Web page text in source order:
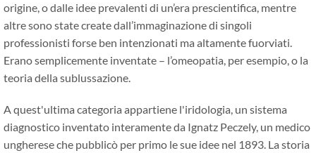
origine, o dalle idee prevalenti di un’era prescientifica, mentre
altre sono state create dall’immaginazione di singoli
professionisti forse ben intenzionati ma altamente fuorviati.
Erano semplicemente inventate – l’omeopatia, per esempio, o la
teoria della sublussazione.
A quest'ultima categoria appartiene l'iridologia, un sistema
diagnostico inventato interamente da Ignatz Peczely, un medico
ungherese che pubblicò per primo le sue idee nel 1893. La storia